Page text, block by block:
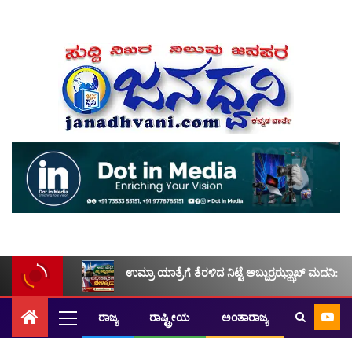
ಉಮ್ರಾ ಯಾತ್ರೆಗೆ ತೆರಳಿದ ನಿಟ್ಟೆ ಅಬ್ದುರ್ರಝ್ಝಾಖ್ ಮದನಿ:
ರಾಜ್ಯ ರಾಷ್ಟ್ರೀಯ ಅಂತಾರಾಜ್ಯ